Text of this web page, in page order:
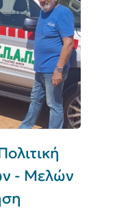
- Μελών